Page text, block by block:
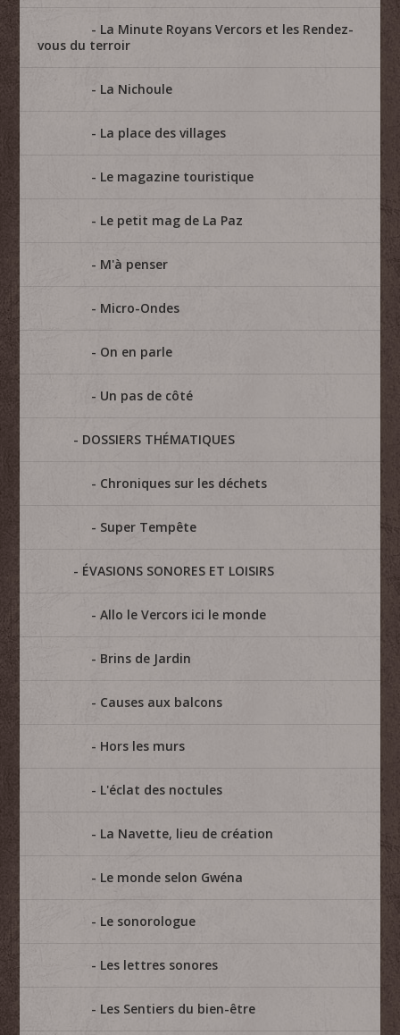
La Minute Royans Vercors et les Rendez-
vous du terroir
La Nichoule
La place des villages
Le magazine touristique
Le petit mag de La Paz
M'à penser
Micro-Ondes
On en parle
Un pas de côté
DOSSIERS THÉMATIQUES
Chroniques sur les déchets
Super Tempête
ÉVASIONS SONORES ET LOISIRS
Allo le Vercors ici le monde
Brins de Jardin
Causes aux balcons
Hors les murs
L'éclat des noctules
La Navette, lieu de création
Le monde selon Gwéna
Le sonorologue
Les lettres sonores
Les Sentiers du bien-être